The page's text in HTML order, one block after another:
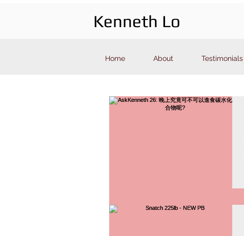
Kenneth Lo
Kenneth Lo
Home About Testimonials